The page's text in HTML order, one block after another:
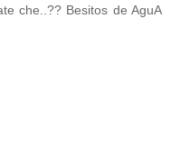
che..?? Besitos de AguA